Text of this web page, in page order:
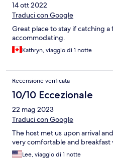
14 ott 2022
Traduci con Google
Great place to stay if catching
accommodating.
Kathryn, viaggio di 1 notte
Recensione verificata
10/10 Eccezionale
22 mag 2023
Traduci con Google
The host met us upon arrival
very comfortable and breakfast
Lee, viaggio di 1 notte